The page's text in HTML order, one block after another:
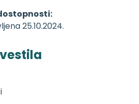
25.10.2024.